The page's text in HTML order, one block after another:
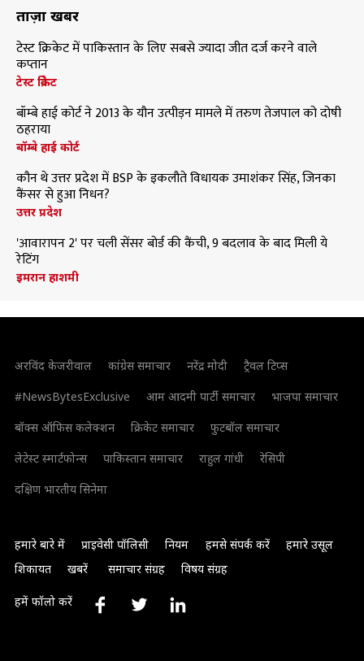
ताज़ा खबरें
टेस्ट क्रिकेट में पाकिस्तान के लिए सबसे ज्यादा जीत दर्ज करने वाले
कप्तान
टेस्ट क्रिकेट
बॉम्बे हाई कोर्ट ने 2013 के यौन उत्पीड़न मामले में तरुण तेजपाल को दोषी
ठहराया
बॉम्बे हाई कोर्ट
कौन थे उत्तर प्रदेश में BSP के इकलौते विधायक उमाशंकर सिंह, जिनका
कैंसर से हुआ निधन?
उत्तर प्रदेश
'आवारापन 2' पर चली सेंसर बोर्ड की कैंची, 9 बदलाव के बाद मिली ये
रेटिंग
इमरान हाशमी
अरविंद केजरीवाल कांग्रेस समाचार नरेंद्र मोदी
ट्रैवल टिप्स
#NewsBytesExclusive
आम आदमी पार्टी समाचार
भाजपा समाचार
बॉक्स ऑफिस कलेक्शन
क्रिकेट समाचार
फुटबॉल समाचार
लेटेस्ट स्मार्टफोन्स
पाकिस्तान समाचार राहुल गांधी
रेसिपी
दक्षिण भारतीय सिनेमा
हमारे बारे में प्राइवेसी पॉलिसी नियम हमसे संपर्क करें
हमारे उसूल
शिकायत
खबरें समाचार संग्रह विषय संग्रह
हमें फॉलो करें